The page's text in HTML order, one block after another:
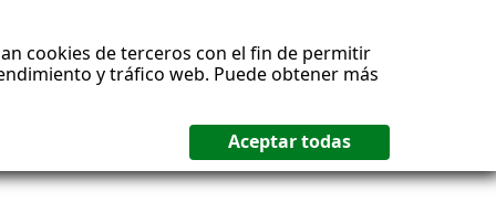
cookies de terceros con el fin de permitir
y tráfico web. Puede obtener más